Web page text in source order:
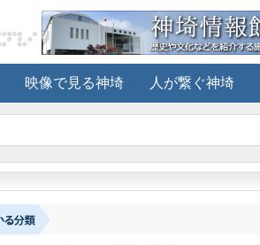
映像で見る神埼 人が繋ぐ神埼